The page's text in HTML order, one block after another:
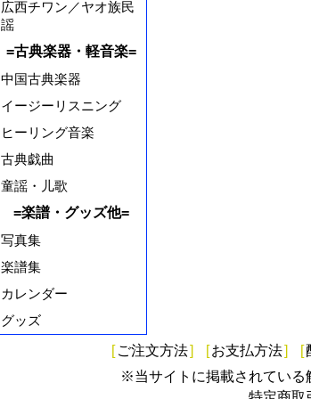
広西チワン／ヤオ族民
謡
=古典楽器・軽音楽=
中国古典楽器
イージーリスニング
ヒーリング音楽
古典戯曲
童謡・儿歌
=楽譜・グッズ他=
写真集
楽譜集
カレンダー
グッズ
[ ご注文方法] [お支払方法] [
※当サイトに掲載されている